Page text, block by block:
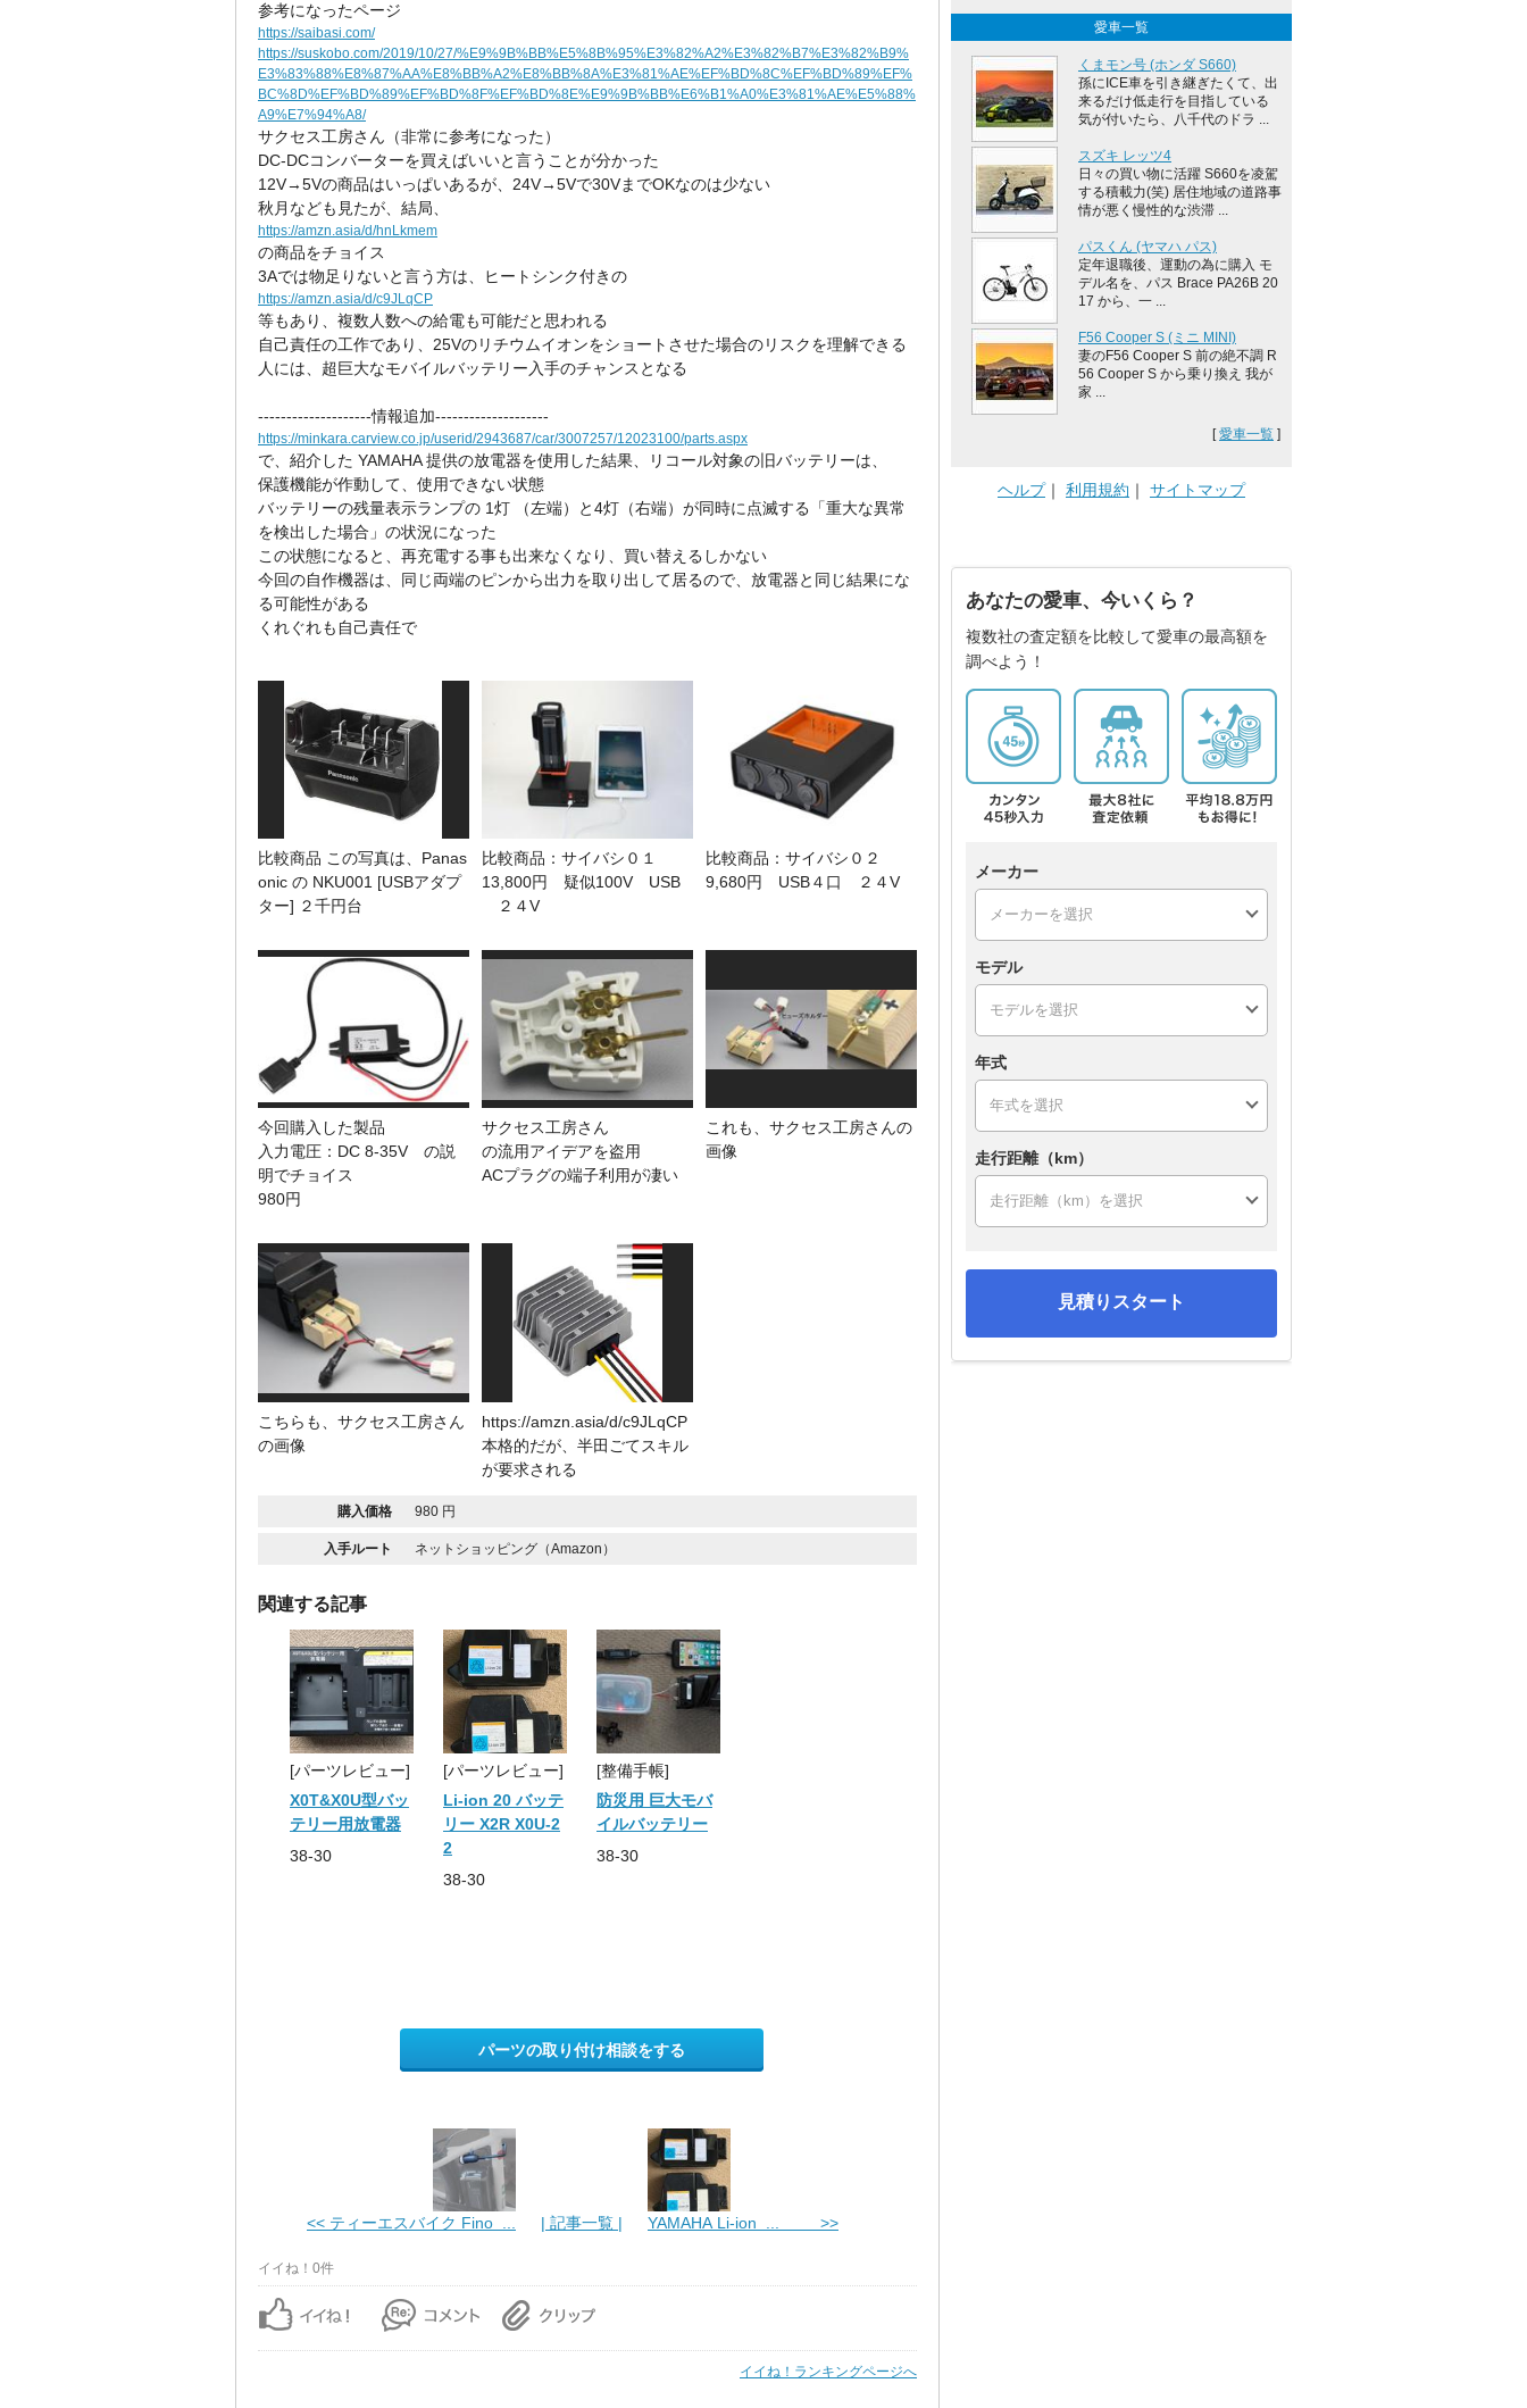
参考になったページ
https://saibasi.com/
https://suskobo.com/2019/10/27/%E9%9B%BB%E5%8B%95%E3%82%A2%E3%82%B7%E3%82%B9%
E3%83%88%E8%87%AA%E8%BB%A2%E8%BB%8A%E3%81%AE%EF%BD%8C%EF%BD%89%EF%
BC%8D%EF%BD%89%EF%BD%8F%EF%BD%8E%E9%9B%BB%E6%B1%A0%E3%81%AE%E5%88%
A9%E7%94%A8/
サクセス工房さん（非常に参考になった）
DC-DCコンバーターを買えばいいと言うことが分かった
12V→5Vの商品はいっぱいあるが、24V→5Vで30VまでOKなのは少ない
秋月なども見たが、結局、
https://amzn.asia/d/hnLkmem
の商品をチョイス
3Aでは物足りないと言う方は、ヒートシンク付きの
https://amzn.asia/d/c9JLqCP
等もあり、複数人数への給電も可能だと思われる
自己責任の工作であり、25Vのリチウムイオンをショートさせた場合のリスクを理解できる
人には、超巨大なモバイルバッテリー入手のチャンスとなる
--------------------情報追加--------------------
https://minkara.carview.co.jp/userid/2943687/car/3007257/12023100/parts.aspx
で、紹介した YAMAHA 提供の放電器を使用した結果、リコール対象の旧バッテリーは、
保護機能が作動して、使用できない状態
バッテリーの残量表示ランプの 1灯 （左端）と4灯（右端）が同時に点滅する「重大な異常
を検出した場合」の状況になった
この状態になると、再充電する事も出来なくなり、買い替えるしかない
今回の自作機器は、同じ両端のピンから出力を取り出して居るので、放電器と同じ結果にな
る可能性がある
くれぐれも自己責任で
比較商品 この写真は、Panas
onic の NKU001 [USBアダプ
ター] ２千円台
比較商品：サイバシ０１
13,800円 疑似100V USB
２４V
比較商品：サイバシ０２
9,680円 USB４口 ２４V
今回購入した製品
入力電圧：DC 8-35V の説
明でチョイス
980円
サクセス工房さん
の流用アイデアを盗用
ACプラグの端子利用が凄い
これも、サクセス工房さんの
画像
こちらも、サクセス工房さん
の画像
https://amzn.asia/d/c9JLqCP
本格的だが、半田ごてスキル
が要求される
購入価格 980 円
入手ルート ネットショッピング（Amazon）
関連する記事
[パーツレビュー]
X0T&X0U型バッ
テリー用放電器
38-30
[パーツレビュー]
Li-ion 20 バッテ
リー X2R X0U-2
2
38-30
[整備手帳]
防災用 巨大モバ
イルバッテリー
38-30
パーツの取り付け相談をする
<< ティーエスバイク Fino ... | 記事一覧 | YAMAHA Li-ion ... >>
イイね！0件
イイね！ランキングページへ
愛車一覧
くまモン号 (ホンダ S660)
孫にICE車を引き継ぎたくて、出
来るだけ低走行を目指している
気が付いたら、八千代のドラ ...
スズキ レッツ4
日々の買い物に活躍 S660を凌駕
する積載力(笑) 居住地域の道路事
情が悪く慢性的な渋滞 ...
パスくん (ヤマハ パス)
定年退職後、運動の為に購入 モ
デル名を、パス Brace PA26B 20
17 から、一 ...
F56 Cooper S (ミニ MINI)
妻のF56 Cooper S 前の絶不調 R
56 Cooper S から乗り換え 我が
家 ...
[愛車一覧 ]
ヘルプ｜ 利用規約 ｜ サイトマップ
あなたの愛車、今いくら？
複数社の査定額を比較して愛車の最高額を
調べよう！
メーカー
モデル
年式
走行距離（km）
見積りスタート